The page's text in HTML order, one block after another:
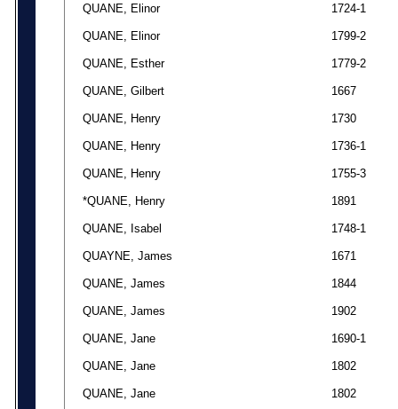
QUANE, Elinor 1724-1
QUANE, Elinor 1799-2
QUANE, Esther 1779-2
QUANE, Gilbert 1667
QUANE, Henry 1730
QUANE, Henry 1736-1
QUANE, Henry 1755-3
*QUANE, Henry 1891
QUANE, Isabel 1748-1
QUAYNE, James 1671
QUANE, James 1844
QUANE, James 1902
QUANE, Jane 1690-1
QUANE, Jane 1802
QUANE, Jane 1802